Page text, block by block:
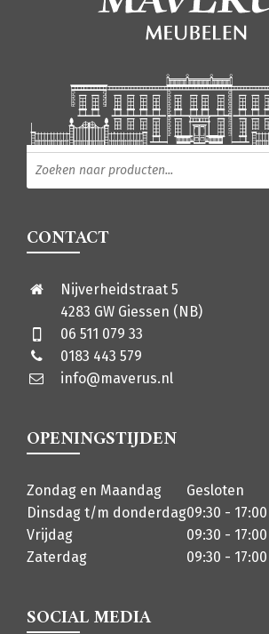
Producten zoeken
CONTACT
Nijverheidstraat 5
4283 GW Giessen (NB)
06 511 079 33
0183 443 579
info@maverus.nl
OPENINGSTIJDEN
Zondag en Maandag
Gesloten
Dinsdag t/m donderdag09:30 - 17:00
Vrijdag
09:30 - 17:00
Zaterdag
09:30 - 17:00
SOCIAL MEDIA